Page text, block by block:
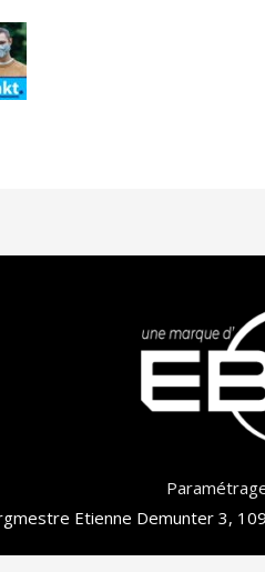
Etienne Demunter 3,